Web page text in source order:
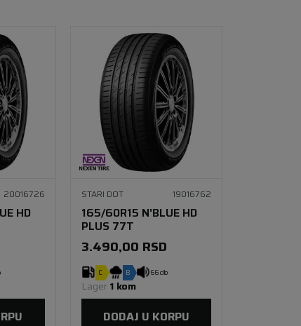
20016726
HD
STARI DOT 19016762
165/60R15 N'BLUE HD
PLUS 77T
3.490,00 RSD
C B 66 db
Lager 1 kom
DODAJ U KORPU